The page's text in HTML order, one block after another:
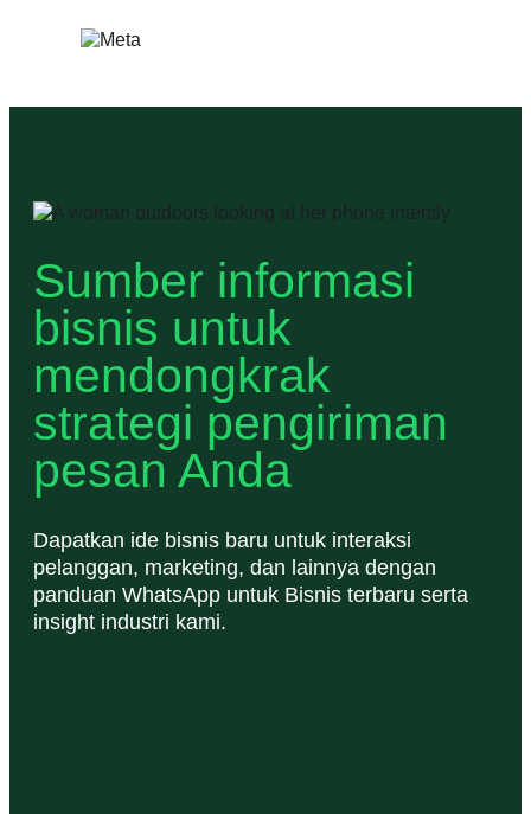
Sumber informasi
bisnis untuk
mendongkrak
strategi pengiriman
pesan Anda
Dapatkan ide bisnis baru untuk interaksi
pelanggan, marketing, dan lainnya dengan
panduan WhatsApp untuk Bisnis terbaru serta
insight industri kami.